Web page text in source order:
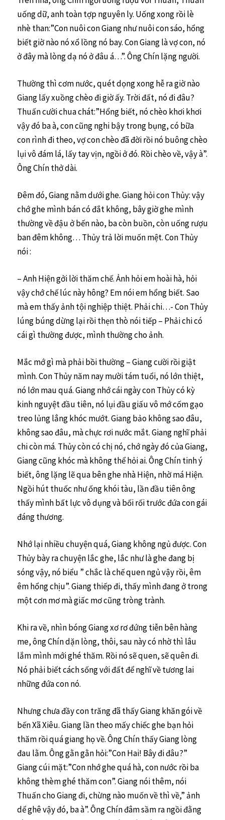
uống dữ, anh toàn tợp nguyên ly. Uống xong rồi lè
nhè than:”Con nuôi con Giang như nuôi con sáo, hổng
biết giờ nào nó xổ lồng nó bay. Con Giang là vợ con, nó
ở đây mà lòng dạ nó ở đâu á…”. Ông Chín lặng người.
Thường thì cơm nước, quét dọng xong hễ ra giờ nào
Giang lấy xuồng chèo đi giờ ấy. Trời đất, nó đi đâu?
Thuấn cười chua chát:”Hổng biết, nó chèo khơi khơi
vậy đó ba à, con cũng nghi bậy trong bụng, có bữa
con rình đi theo, vợ con chèo đã đời rồi nó buông chèo
lụi vô đám lá, lấy tay vịn, ngồi ở đó. Rồi chèo về, vậy à”.
Ông Chín thở dài.
Đêm đó, Giang nằm dưới ghe. Giang hỏi con Thủy: vậy
chớ ghe mình bán có đắt không, bây giờ ghe mình
thường về đậu ở bến nào, ba còn buồn, còn uống rượu
ban đêm không… Thủy trả lời muốn mệt. Con Thủy
nói :
– Anh Hiện gởi lời thăm chế. Ảnh hỏi em hoài hà, hỏi
vậy chớ chế lúc này hông? Em nói em hổng biết. Sao
mà em thấy ảnh tội nghiệp thiệt. Phải chi…- Con Thủy
lúng búng dừng lại rồi thẹn thò nói tiếp – Phải chi có
cái gì thường được, mình thường cho ảnh.
Mắc mớ gì mà phải bồi thường – Giang cười rồi giật
mình. Con Thủy năm nay mười tám tuổi, nó lớn thiệt,
nó lớn mau quá. Giang nhớ cái ngày con Thủy có kỳ
kinh nguyệt đầu tiên, nó lụi đầu giấu vô mớ cốm gạo
treo lủng lẳng khóc mướt. Giang bảo không sao đâu,
không sao đâu, mà chực rơi nước mắt. Giang nghĩ phải
chi còn má. Thủy còn có chị nó, chớ ngày đó của Giang,
Giang cũng khóc mà không thể hỏi ai. Ông Chín tinh ý
biết, ông lặng lẽ qua bên ghe nhà Hiện, nhờ má Hiện.
Ngồi hút thuốc như ống khói tàu, lần đầu tiên ông
thấy mình bất lực vô dụng và bối rối trước đứa con gái
đáng thương.
Nhớ lại nhiều chuyện quá, Giang không ngủ được. Con
Thủy bày ra chuyện lắc ghe, lắc như là ghe đang bị
sóng vậy, nó biểu ” chắc là chế quen ngủ vậy rồi, êm
êm hổng chịu”. Giang thiếp đi, thấy mình đang ở trong
một cơn mơ mà giấc mơ cũng tròng trành.
Khi ra về, nhìn bóng Giang xơ rơ đứng tiễn bên hàng
me, ông Chín dặn lòng, thôi, sau này có nhờ thì lâu
lắm mình mới ghé thăm. Rồi nó sẽ quen, sẽ quên đi.
Nó phải biết cách sống với đất để nghĩ về tương lai
những đứa con nó.
Nhưng chưa đầy con trăng đã thấy Giang khăn gói về
bến Xã Xiêu. Giang lần theo mấy chiếc ghe bạn hỏi
thăm rồi quá giang họ về. Ông Chín thấy Giang lòng
đau lằm. Ông gằn gằn hỏi:”Con Hai! Bây đi đâu?”
Giang cúi mặt:”Con nhớ ghe quá hà, con nước rồi ba
không thèm ghé thăm con”. Giang nói thêm, nói
Thuấn cho Giang đi, chừng nào muốn về thì về,” ảnh
dể ghê vậy đó, ba à”. Ông Chín đâm sầm ra ngồi đằng